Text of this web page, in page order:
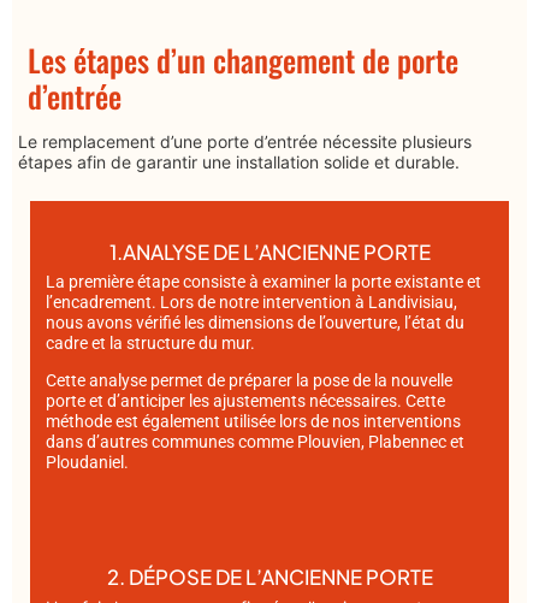
Les étapes d’un changement de porte
d’entrée
Le remplacement d’une porte d’entrée nécessite plusieurs
étapes afin de garantir une installation solide et durable.
1.ANALYSE DE L’ANCIENNE PORTE
La première étape consiste à examiner la porte existante et
l’encadrement. Lors de notre intervention à Landivisiau,
nous avons vérifié les dimensions de l’ouverture, l’état du
cadre et la structure du mur.
Cette analyse permet de préparer la pose de la nouvelle
porte et d’anticiper les ajustements nécessaires. Cette
méthode est également utilisée lors de nos interventions
dans d’autres communes comme Plouvien, Plabennecet
Ploudaniel .
2. DÉPOSE DE L’ANCIENNE PORTE